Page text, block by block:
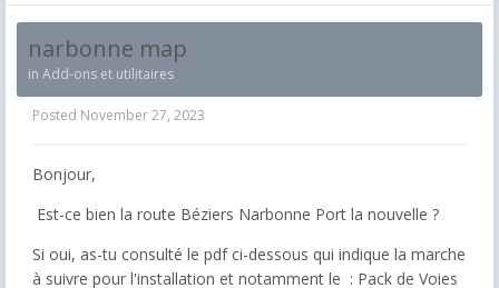
narbonne map
in Add-ons et utilitaires
Posted November 27, 2023
Bonjour,
Est-ce bien la route Béziers Narbonne Port la nouvelle ?
Si oui, as-tu consulté le pdf ci-dessous qui indique la marche
à suivre pour l'installation et notamment le : Pack de Voies